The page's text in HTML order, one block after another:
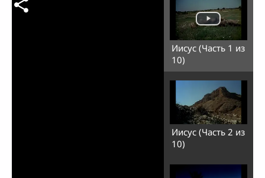
Иисус (Часть 1 из
10)
Иисус (Часть 2 из
10)